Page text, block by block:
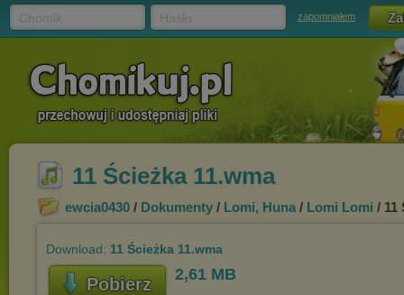
zapomniałem
11 Ścieżka 11.wma
ewcia0430 / Dokumenty / Lomi, Huna / Lomi Lomi / 11
Download: 11 Ścieżka 11.wma
Pobierz 2,61 MB